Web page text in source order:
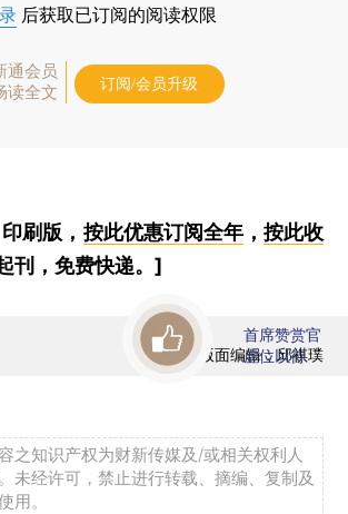
后获取已订阅的阅读权限
通会员
读全文
订阅/会员升级
刷版， 按此优惠订阅全年， 按此收
刊，免费快递。]
版面编辑：邱祺璞
首席赞赏官
虚位以待
之知识产权为财新传媒及/或相关权利人
未经许可，禁止进行转载、摘编、复制及
用。